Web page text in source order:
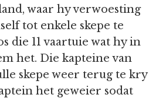
waar hy verwoesting
tot enkele skepe te
die 11 vaartuie wat hy in
het. Die kapteine van
skepe weer terug te kry
het geweier sodat